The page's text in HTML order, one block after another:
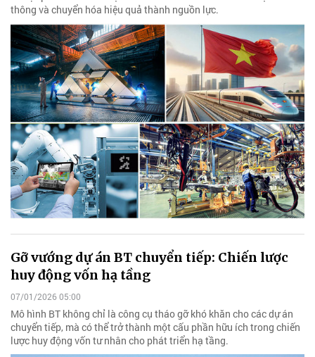
thông và chuyển hóa hiệu quả thành nguồn lực.
Gỡ vướng dự án BT chuyển tiếp: Chiến lược
huy động vốn hạ tầng
07/01/2026 05:00
Mô hình BT không chỉ là công cụ tháo gỡ khó khăn cho các dự án
chuyển tiếp, mà có thể trở thành một cấu phần hữu ích trong chiến
lược huy động vốn tư nhân cho phát triển hạ tầng.